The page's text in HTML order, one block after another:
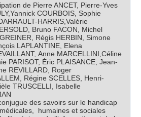
de Pierre ANCET, Pierre-Yves
COURBOIS, Sophie
HARRIS,Valérie
Bruno FACON, Michel
Régis HERBIN, Simone
LAPLANTINE, Elena
Anne MARCELLINI,Céline
PARISOT, Éric PLAISANCE, Jean-
REVILLARD, Roger
Régine SCELLES, Henri-
TRUSCELLI, Isabelle
des savoirs sur le handicap
humaines et sociales